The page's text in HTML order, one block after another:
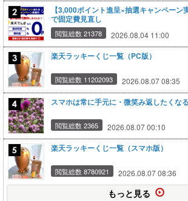
【3,000ポイント進呈×抽選キャンペーン
で固定費見直し
閲覧総数 21378 2026.08.04 11:00
楽天ラッキーくじ一覧（PC版）
閲覧総数 11202093 2026.08.07 08:35
スマホは常に手元に・微笑み返したくな
閲覧総数 2365 2026.08.07 00:10
楽天ラッキーくじ一覧（スマホ版）
閲覧総数 8780921 2026.08.07 08:36
もっと見る